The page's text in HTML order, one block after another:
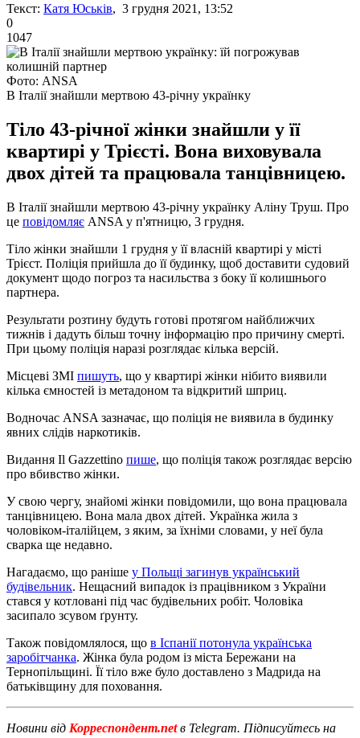
Текст: Катя Юськів, 3 грудня 2021, 13:52
0
1047
Фото: ANSA
В Італії знайшли мертвою 43-річну українку
Тіло 43-річної жінки знайшли у її
квартирі у Трієсті. Вона виховувала
двох дітей та працювала танцівницею.
В Італії знайшли мертвою 43-річну українку Аліну Труш. Про
це повідомляє ANSA у п'ятницю, 3 грудня.
Тіло жінки знайшли 1 грудня у її власній квартирі у місті
Трієст. Поліція прийшла до її будинку, щоб доставити судовий
документ щодо погроз та насильства з боку її колишнього
партнера.
Результати розтину будуть готові протягом найближчих
тижнів і дадуть більш точну інформацію про причину смерті.
При цьому поліція наразі розглядає кілька версій.
Місцеві ЗМІ пишуть, що у квартирі жінки нібито виявили
кілька ємностей із метадоном та відкритий шприц.
Водночас ANSA зазначає, що поліція не виявила в будинку
явних слідів наркотиків.
Видання Il Gazzettino пише, що поліція також розглядає версію
про вбивство жінки.
У свою чергу, знайомі жінки повідомили, що вона працювала
танцівницею. Вона мала двох дітей. Українка жила з
чоловіком-італійцем, з яким, за їхніми словами, у неї була
сварка ще недавно.
Нагадаємо, що раніше у Польщі загинув український
будівельник. Нещасний випадок із працівником з України
стався у котловані під час будівельних робіт. Чоловіка
засипало зсувом ґрунту.
Також повідомлялося, що в Іспанії потонула українська
заробітчанка. Жінка була родом із міста Бережани на
Тернопільщині. Її тіло вже було доставлено з Мадрида на
батьківщину для поховання.
Новини від Корреспондент.netв Telegram. Підписуйтесь на